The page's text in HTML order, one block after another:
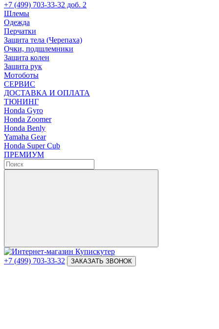
+7 (499) 703-33-32 доб. 2
Шлемы
Одежда
Перчатки
Защита тела (Черепаха)
Очки, подшлемники
Защита колен
Защита рук
Мотоботы
СЕРВИС
ДОСТАВКА И ОПЛАТА
ТЮНИНГ
Honda Gyro
Honda Zoomer
Honda Benly
Yamaha Gear
Honda Super Cub
ПРЕМИУМ
+7 (499) 703-33-32 ЗАКАЗАТЬ ЗВОНОК